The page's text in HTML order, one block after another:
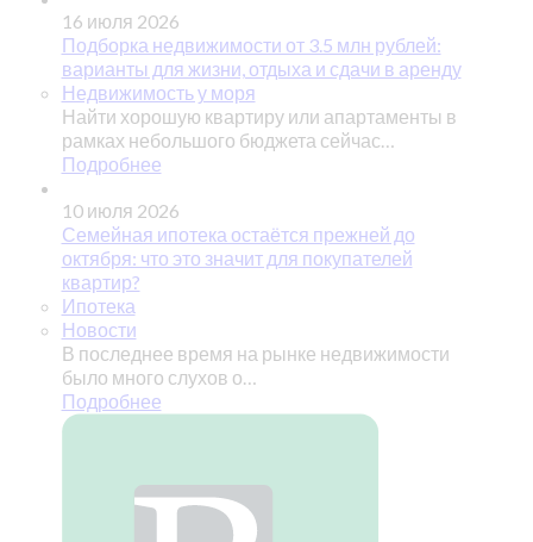
16 июля 2026
Подборка недвижимости от 3.5 млн рублей:
варианты для жизни, отдыха и сдачи в аренду
Недвижимость у моря
Найти хорошую квартиру или апартаменты в
рамках небольшого бюджета сейчас…
Подробнее
10 июля 2026
Семейная ипотека остаётся прежней до
октября: что это значит для покупателей
квартир?
Ипотека
Новости
В последнее время на рынке недвижимости
было много слухов о…
Подробнее